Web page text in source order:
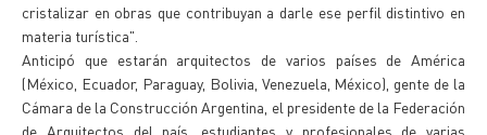
cristalizar en obras que contribuyan a darle ese perfil distintivo en
materia turística".
Anticipó que estarán arquitectos de varios países de América
(México, Ecuador, Paraguay, Bolivia, Venezuela, México), gente de la
Cámara de la Construcción Argentina, el presidente de la Federación
de Arquitectos del país, estudiantes y profesionales de varias